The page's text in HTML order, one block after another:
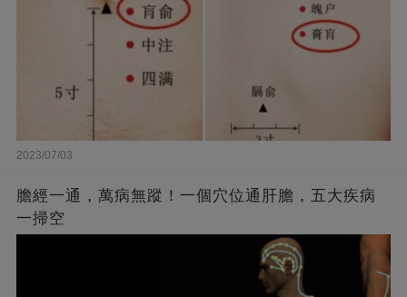
2023/07/03
膽經一通，萬病無蹤！一個穴位通肝膽，五大疾病
一掃空